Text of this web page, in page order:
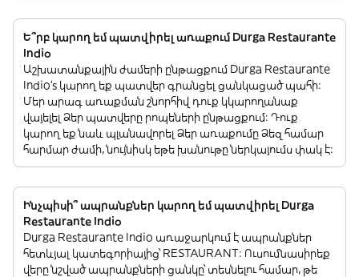
Ե՞րբ կարող եմ պատվիրել առաքում Durga Restaurante
Indio
Աշխատանքային ժամերի ընթացքում Durga Restaurante
Indio’s կարող եք պատվեր գրանցել ցանկացած պահի:
Մեր արագ առաքման շնորհիվ դուք կկարողանաք
վայելել Ձեր պատվերը րոպեների ընթացքում: Դուք
կարող եք նաև պլանավորել Ձեր առաքումը Ձեզ համար
հարմար ժամի, նույնիսկ եթե խանութը ներկայումս փակ է:
Ինչպիսի՞ ապրանքներ կարող եմ պատվիրել Durga
Restaurante Indio
Durga Restaurante Indio առաջարկում է ապրանքներ
հետևյալ կատեգորիայից՝ RESTAURANT: Ուսումնասիրեք
վերը նշված ապրանքների ցանկը՝ տեսնելու համար, թե